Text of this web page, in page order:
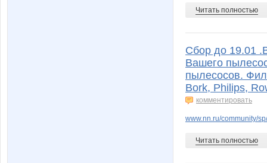
Читать полностью
Сбор до 19.01
Вашего
пылесосов.
Bork, Philips,
комментировать
www.nn.ru/community/
Читать полностью